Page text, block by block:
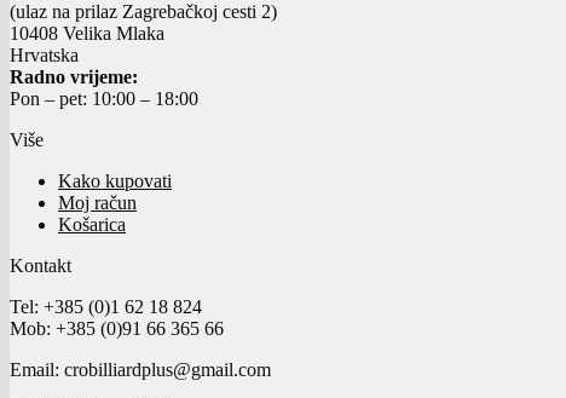
(ulaz na prilaz Zagrebačkoj cesti 2)
10408 Velika Mlaka
Hrvatska
Radno vrijeme:
Pon – pet: 10:00 – 18:00
Više
Kako kupovati
Moj račun
Košarica
Kontakt
Tel: +385 (0)1 62 18 824
Mob: +385 (0)91 66 365 66
Email: crobilliardplus@gmail.com